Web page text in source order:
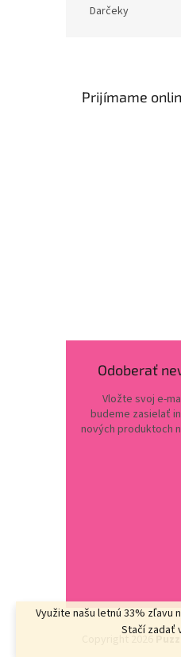
Využite našu letnú 33% zľavu
Stačí zadať
Darčeky
Prijímame
Odoberať
Vložte svoj e-
budeme zasielať
nových produktoch